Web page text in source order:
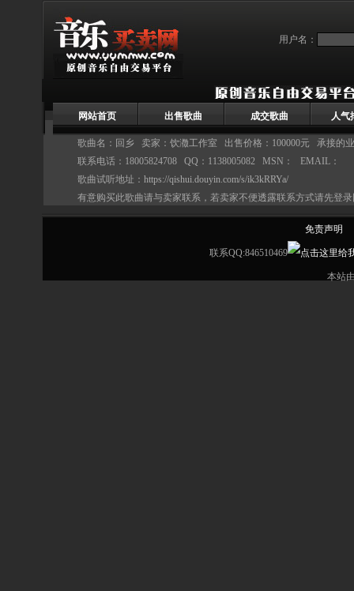
用户名：
网站首页 出售歌曲 成交歌曲 人气
歌曲名：回乡 卖家： 饮瀓工作室 出售价格：100000元 承接的
联系电话：18005824708 QQ：1138005082 MSN： EMAIL：
歌曲试听地址： https://qishui.douyin.com/s/ik3kRRYa/
有意购买此歌曲请与卖家联系，若卖家不便透露联系方式请先登
免责声明
联系QQ:846510469
本站